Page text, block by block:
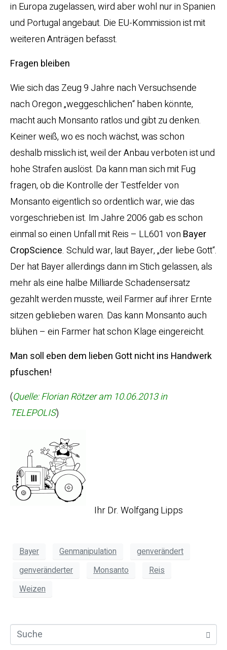
in Europa zugelassen, wird aber wohl nur in Spanien
und Portugal angebaut. Die EU-Kommission ist mit
weiteren Anträgen befasst.
Fragen bleiben
Wie sich das Zeug 9 Jahre nach Versuchsende
nach Oregon „weggeschlichen“ haben könnte,
macht auch Monsanto ratlos und gibt zu denken.
Keiner weiß, wo es noch wächst, was schon
deshalb misslich ist, weil der Anbau verboten ist und
hohe Strafen auslöst. Da kann man sich mit Fug
fragen, ob die Kontrolle der Testfelder von
Monsanto eigentlich so ordentlich war, wie das
vorgeschrieben ist. Im Jahre 2006 gab es schon
einmal so einen Unfall mit Reis – LL601 von Bayer
CropScience. Schuld war, laut Bayer, „der liebe Gott“.
Der hat Bayer allerdings dann im Stich gelassen, als
mehr als eine halbe Milliarde Schadensersatz
gezahlt werden musste, weil Farmer auf ihrer Ernte
sitzen geblieben waren. Das kann Monsanto auch
blühen – ein Farmer hat schon Klage eingereicht.
Man soll eben dem lieben Gott nicht ins Handwerk
pfuschen!
(Quelle: Florian Rötzer am 10.06.2013 in
TELEPOLIS)
Ihr Dr. Wolfgang Lipps
Bayer Genmanipulation
genverändert
genveränderter
Monsanto
Reis
Weizen